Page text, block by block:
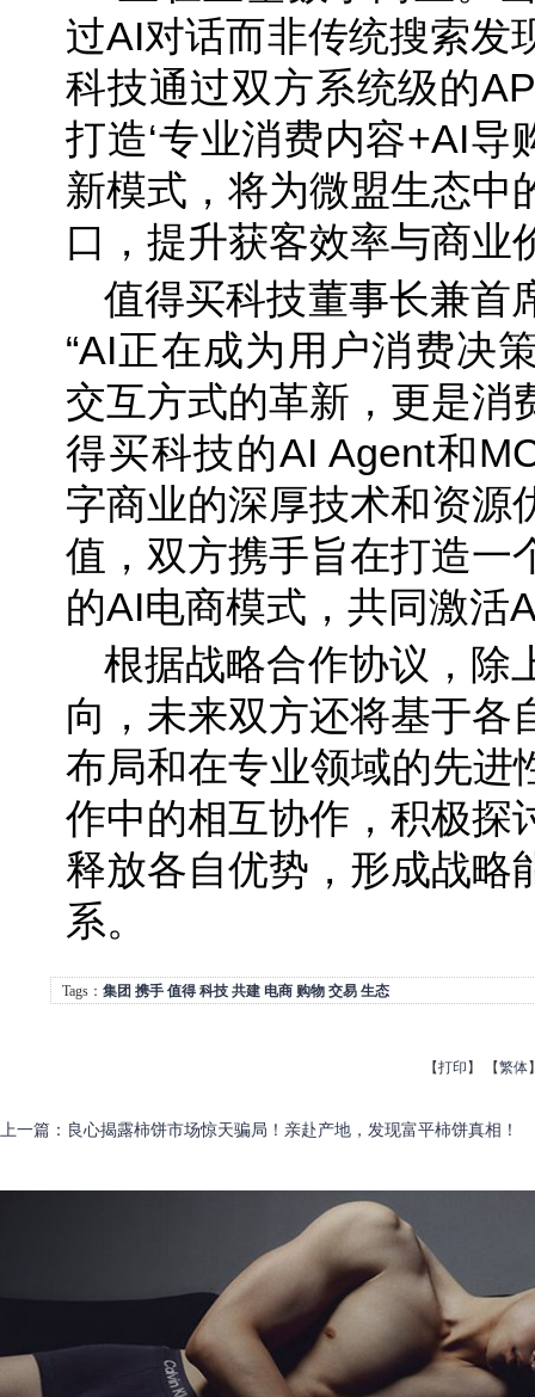
过AI对话而非传统搜索发
科技通过双方系统级的
打造‘专业消费内容+AI导
新模式，将为微盟生态中
口，提升获客效率与商业
值得买科技董事长兼首
“AI正在成为用户消费决
交互方式的革新，更是消
得买科技的AI Agent和
字商业的深厚技术和资源
值，双方携手旨在打造一
的AI电商模式，共同激活
根据战略合作协议，除
向，未来双方还将基于各
布局和在专业领域的先进
作中的相互协作，积极探
释放各自优势，形成战略
系。
Tags： 集团 携手 值得 科技 共建 电商 购物 交易 生态
【打印 】 【繁体
上一篇 ： 良心揭露柿饼市场惊天骗局！亲赴产地，发现富平柿饼真相！